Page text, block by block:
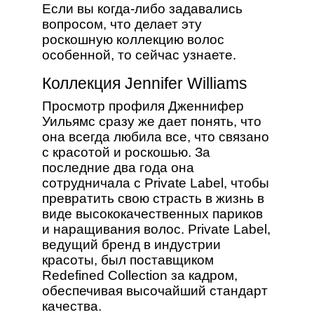
Если вы когда-либо задавались
вопросом, что делает эту
роскошную коллекцию волос
особенной, то сейчас узнаете.
Коллекция Jennifer Williams
Просмотр профиля Дженнифер
Уильямс сразу же дает понять, что
она всегда любила все, что связано
с красотой и роскошью. За
последние два года она
сотрудничала с Private Label, чтобы
превратить свою страсть в жизнь в
виде высококачественных париков
и наращивания волос. Private Label,
ведущий бренд в индустрии
красоты, был поставщиком
Redefined Collection за кадром,
обеспечивая высочайший стандарт
качества.